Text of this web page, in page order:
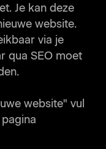
Je kan deze
website.
via je
qua SEO moet
website" vul